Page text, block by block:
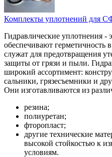
Комплекты уплотнений для
Гидравлические уплотнения -
обеспечивают герметичность
служат для предотвращения
защиты от грязи и пыли.
широкий ассортимент:
сальники, грязесъемники и
Они изготавливаются из
резина;
полиуретан;
фторопласт;
другие технические
высокой стойкостью к
условиям.